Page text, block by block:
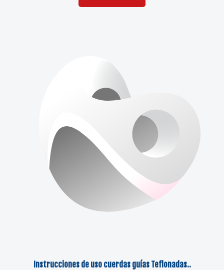
Instrucciones de uso cuerdas guías Teflonadas..